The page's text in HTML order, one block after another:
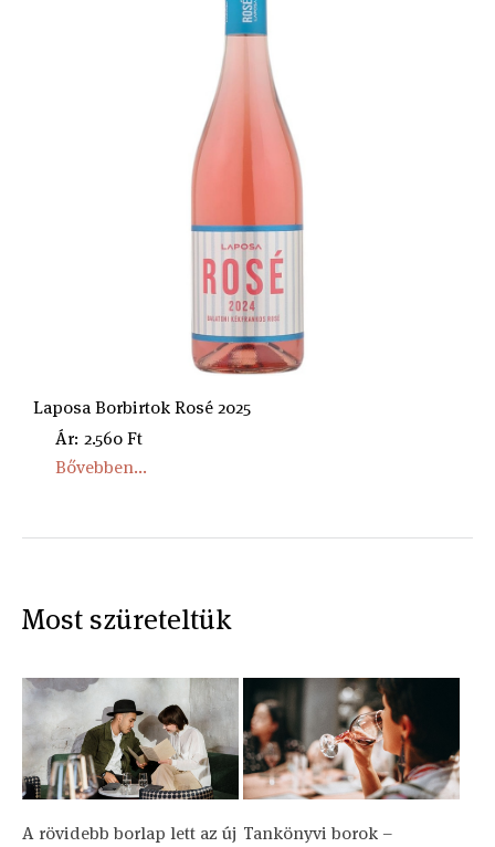
Laposa Borbirtok Rosé 2025
Ár: 2.560 Ft
Bővebben...
Most szüreteltük
A rövidebb borlap lett az új Tankönyvi borok –